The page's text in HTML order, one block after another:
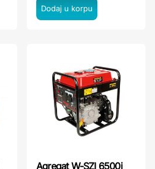
Agregat W-SZI 6500i